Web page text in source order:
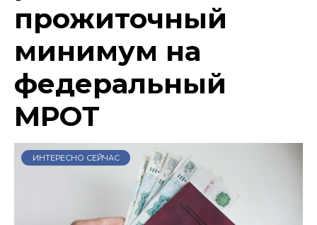
прожиточный
минимум на
федеральный
МРОТ
ИНТЕРЕСНО СЕЙЧАС